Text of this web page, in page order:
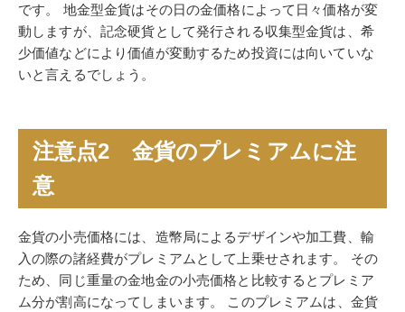
です。 地金型金貨はその日の金価格によって日々価格が変
動しますが、記念硬貨として発行される収集型金貨は、希
少価値などにより価値が変動するため投資には向いていな
いと言えるでしょう。
注意点2 金貨のプレミアムに注
意
金貨の小売価格には、造幣局によるデザインや加工費、輸
入の際の諸経費がプレミアムとして上乗せされます。 その
ため、同じ重量の金地金の小売価格と比較するとプレミア
ム分が割高になってしまいます。 このプレミアムは、金貨